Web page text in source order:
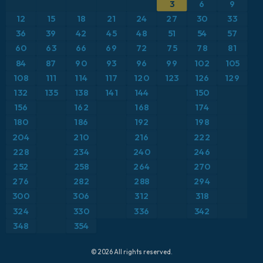
ICON Alemania 2 km
Caribe
Escandinavia
Estados Unidos
Europa
Francia
Grecia
Islandia
Anomalía de temperatura a 850 hPa
CAPE
Presión
Punto de rocío a 2 m
Ráfagas de Viento Máximas
Ráfagas de viento
Temperatura a 2 m
Temperatura a 500 hPa
3 6 9
12 15 18 21 24 27 30
33
36
39 42 45 48 51 54
57
60
63 66 69 72 75 78 81
84 87 90 93 96 99 102 105
108 111 114 117 120 123 126
129
132
135 138 141 144 150
156 162 168 174
180 186 192
198
204
210 216
222
228
234 240
246
252
258 264 270
276 282 288 294
300 306 312
318
324
330 336
342
348
354
© 2026 All rights reserved.